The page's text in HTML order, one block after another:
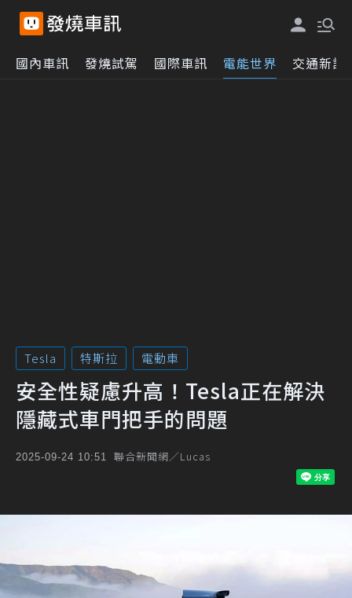
國內車訊 發燒試駕 國際車訊 電能世界 交通新訊
Tesla 特斯拉 電動車
安全性疑慮升高！Tesla正在解決
隱藏式車門把手的問題
2025-09-24 10:51 聯合新聞網／Lucas